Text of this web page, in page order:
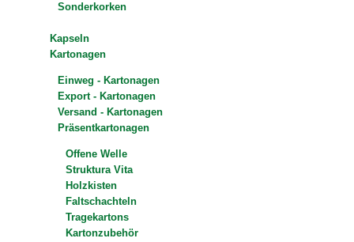
Sonderkorken
Kapseln
Kartonagen
Einweg - Kartonagen
Export - Kartonagen
Versand - Kartonagen
Präsentkartonagen
Offene Welle
Struktura Vita
Holzkisten
Faltschachteln
Tragekartons
Kartonzubehör